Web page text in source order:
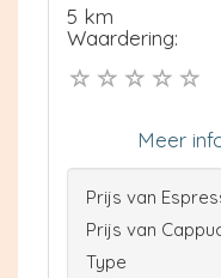
5 km
Waardering:
Meer
Prijs van
Prijs van
Type